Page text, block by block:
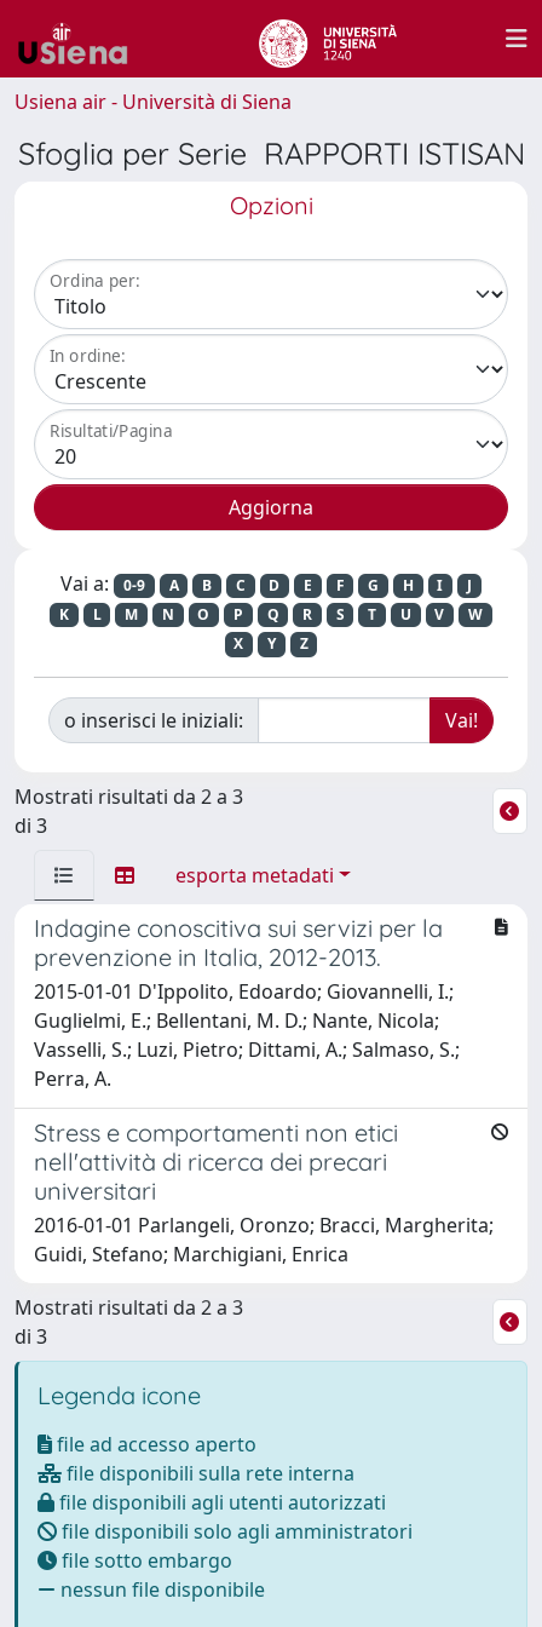
Usiena air - Università di Siena
Sfoglia per Serie RAPPORTI ISTISAN
Opzioni
Ordina per:
In ordine:
Risultati/Pagina
Vai a: 0-9 A B C D E F G H I
J
K
L M N O P Q R S T U V
W
X
Y Z
o inserisci le iniziali:
Mostrati risultati da 2 a 3
di 3
esporta metadati
Indagine conoscitiva sui servizi per la
prevenzione in Italia, 2012-2013.
2015-01-01 D'Ippolito, Edoardo; Giovannelli, I.;
Guglielmi, E.; Bellentani, M. D.; Nante, Nicola;
Vasselli, S.; Luzi, Pietro; Dittami, A.; Salmaso, S.;
Perra, A.
Stress e comportamenti non etici
nell'attività di ricerca dei precari
universitari
2016-01-01 Parlangeli, Oronzo; Bracci, Margherita;
Guidi, Stefano; Marchigiani, Enrica
Mostrati risultati da 2 a 3
di 3
Legenda icone
file ad accesso aperto
file disponibili sulla rete interna
file disponibili agli utenti autorizzati
file disponibili solo agli amministratori
file sotto embargo
nessun file disponibile